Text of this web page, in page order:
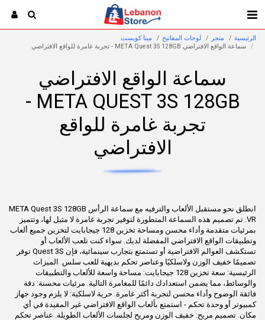
الرئيسية متجر لوحات المفاتيح
ميتا كويست
سماعة الواقع الافتراضي META Quest 3S 128GB - تجربة غامرة للواقع الافتراضي
سماعة الواقع الافتراضي
META QUEST 3S 128GB -
تجربة غامرة للواقع
الافتراضي
انطلق نحو مستقبل الألعاب والترفيه مع سماعة الرأس META Quest 3S 128GB
VR. تم تصميم هذه السماعة المتطورة لتوفير تجربة غامرة لا مثيل لها، وتتميز
بمرئيات متقدمة وأداء محسن ومساحة تخزين 128 جيجابايت لتخزين جميع ألعاب
وتطبيقات الواقع الافتراضي المفضلة لديك. سواء كنت تلعب الألعاب أو
تستكشف العوالم الافتراضية أو تستمتع بتجارب سينمائية، فإن Quest 3S توفر
تصميمًا خفيف الوزن ولاسلكيًا وعناصر تحكم بديهية للعب سلس. الميزات
الرئيسية: سعة تخزين 128 جيجابايت: مساحة واسعة للألعاب والتطبيقات
والوسائط، مما يضمن استعدادك دائمًا للمغامرة التالية. مرئيات محسنة: دقة
فائقة الوضوح وأداء محسن لتجربة أكثر غامرة. حرية لاسلكية: لا يلزم وجود جهاز
كمبيوتر أو وحدة تحكم - استمتع بألعاب الواقع الافتراضي غير المقيدة في أي
مكان. تصميم مريح: خفيف الوزن ومريح لجلسات الألعاب الطويلة. عناصر تحكم